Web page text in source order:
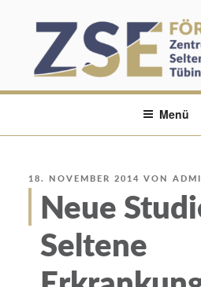
springen
FÖRDERVEIN
Menü
VERÖFFENTLICHT
18. NOVEMBER 2014 VON
Neue
Seltene